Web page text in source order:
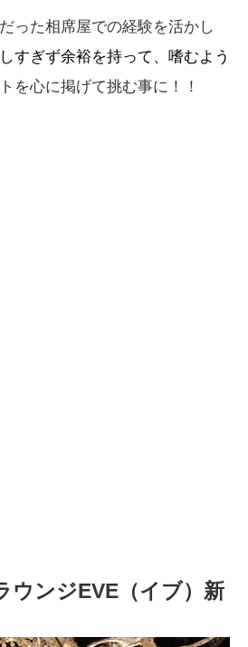
った相席屋での経験を活かし
しすぎず余裕を持って、嗜むよう
を心に掲げて挑む事に！！
ウンジEVE（イブ）新